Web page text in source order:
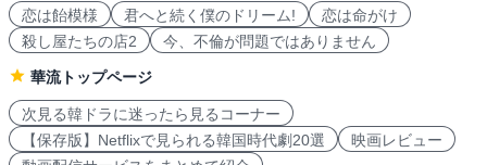
恋は飴模様
君へと続く僕のドリーム!
恋は命がけ
殺し屋たちの店2
今、不倫が問題ではありません
華流トップページ
次見る韓ドラに迷ったら見るコーナー
【保存版】Netflixで見られる韓国時代劇20選
映画レビュー